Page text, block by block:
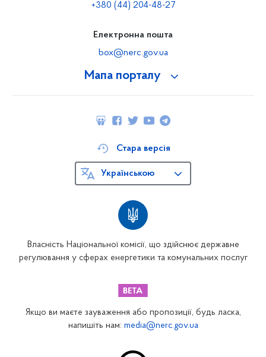
Мапа порталу
+380 (44) 204-48-27
Електронна пошта
box@nerc.gov.ua
Власність Національної комісії, що здійснює державне
регулювання у сферах енергетики та комунальних послуг
Стара версія
Українською
Якщо ви маєте зауваження або пропозиції, будь ласка,
напишіть нам: media@nerc.gov.ua